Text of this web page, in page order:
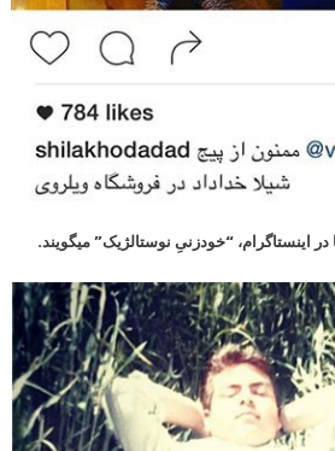
اینستاگرام، “خودزنیِ نوستالژیک” میگویند.